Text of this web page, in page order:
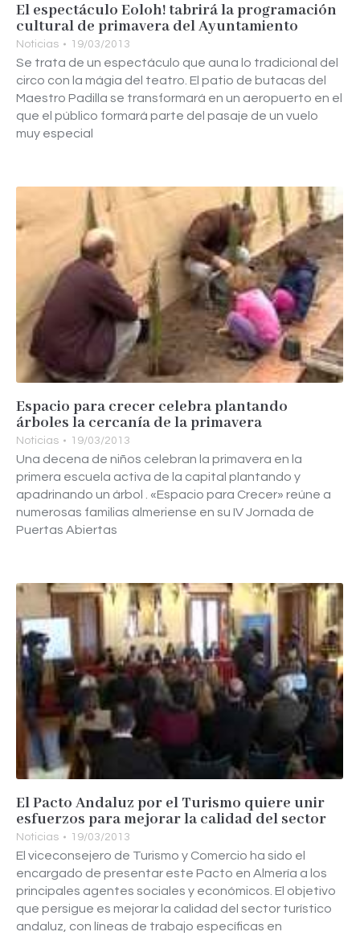
El espectáculo Eoloh! tabrirá la programación
cultural de primavera del Ayuntamiento
Noticias 19/03/2013
Se trata de un espectáculo que auna lo tradicional del
circo con la mágia del teatro. El patio de butacas del
Maestro Padilla se transformará en un aeropuerto en el
que el público formará parte del pasaje de un vuelo
muy especial
Espacio para crecer celebra plantando
árboles la cercanía de la primavera
Noticias 19/03/2013
Una decena de niños celebran la primavera en la
primera escuela activa de la capital plantando y
apadrinando un árbol . «Espacio para Crecer» reúne a
numerosas familias almeriense en su IV Jornada de
Puertas Abiertas
El Pacto Andaluz por el Turismo quiere unir
esfuerzos para mejorar la calidad del sector
Noticias 19/03/2013
El viceconsejero de Turismo y Comercio ha sido el
encargado de presentar este Pacto en Almería a los
principales agentes sociales y económicos. El objetivo
que persigue es mejorar la calidad del sector turístico
andaluz, con líneas de trabajo específicas en